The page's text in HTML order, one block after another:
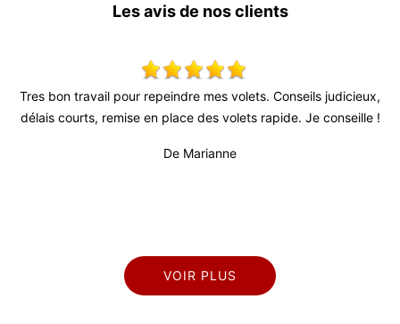
Les avis de nos clients
Conseils judicieux,
rapide. Je conseille !
Super travail ! Équipe très agréable je
VOIR PLUS